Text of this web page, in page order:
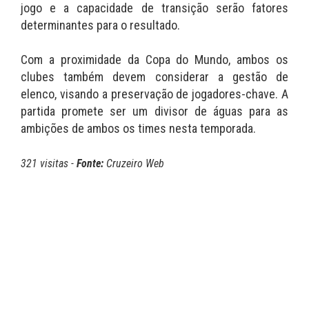
jogo e a capacidade de transição serão fatores
determinantes para o resultado.
Com a proximidade da Copa do Mundo, ambos os
clubes também devem considerar a gestão de
elenco, visando a preservação de jogadores-chave. A
partida promete ser um divisor de águas para as
ambições de ambos os times nesta temporada.
321 visitas - Fonte: Cruzeiro Web